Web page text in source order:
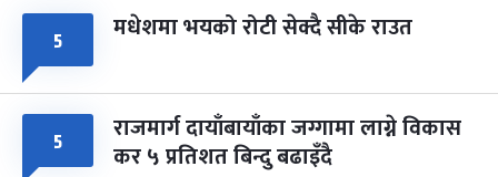
५ मधेशमा भयको रोटी सेक्दै सीके राउत
५ राजमार्ग दायाँबायाँका जग्गामा लाग्ने विकास
कर ५ प्रतिशत बिन्दु बढाइँदै